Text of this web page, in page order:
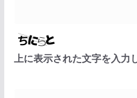
上に表示された文字を入力